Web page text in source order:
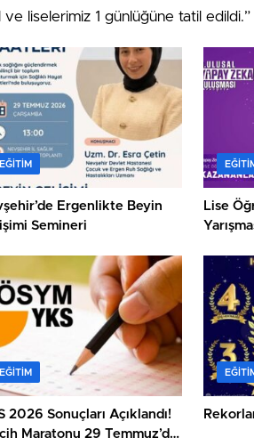
liselerimiz 1 günlüğüne tatil
EĞITIM
Ergenlikte Beyin
Semineri
Lise
EĞITIM
2026 Sonuçları Açıklandı!
Maratonu 29 Temmuz’da